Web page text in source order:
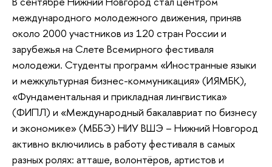
международного молодежного движения, приняв
около 2000 участников из 120 стран России и
зарубежья на Слете Всемирного фестиваля
молодежи. Студенты программ «Иностранные языки
и межкультурная бизнес-коммуникация» (ИЯМБК),
«Фундаментальная и прикладная лингвистика»
(ФИПЛ) и «Международный бакалавриат по бизнесу
и экономике» (МББЭ) НИУ ВШЭ – Нижний Новгород
активно включились в работу фестиваля в самых
разных ролях: атташе, волонтёров, артистов и